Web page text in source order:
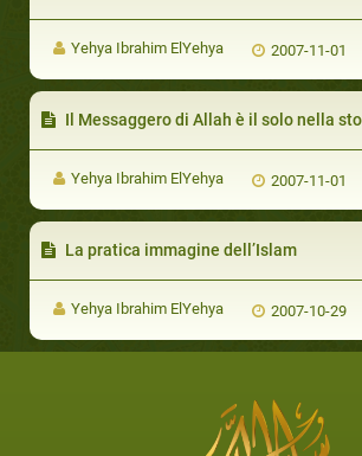
Yehya Ibrahim ElYehya 2007-11-01
Il Messaggero di Allah è il solo nella storia a poter essere preso
Yehya Ibrahim ElYehya 2007-11-01
La pratica immagine dell’Islam
Yehya Ibrahim ElYehya 2007-10-29